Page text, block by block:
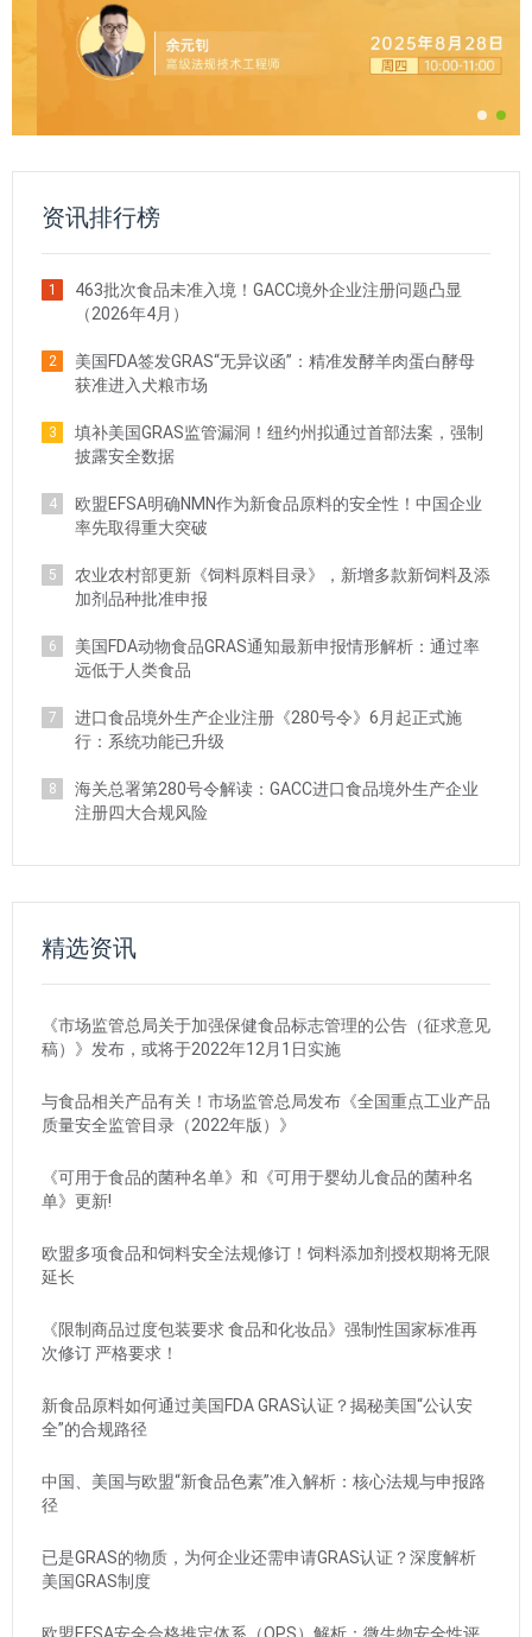
资讯排行榜
1
463批次食品未准入境！GACC境外企业注册问题凸显
（2026年4月）
2
美国FDA签发GRAS“无异议函”：精准发酵羊肉蛋白酵母
获准进入犬粮市场
3
填补美国GRAS监管漏洞！纽约州拟通过首部法案，强制
披露安全数据
4
欧盟EFSA明确NMN作为新食品原料的安全性！中国企业
率先取得重大突破
5
农业农村部更新《饲料原料目录》，新增多款新饲料及添
加剂品种批准申报
6
美国FDA动物食品GRAS通知最新申报情形解析：通过率
远低于人类食品
7
进口食品境外生产企业注册《280号令》6月起正式施
行：系统功能已升级
8
海关总署第280号令解读：GACC进口食品境外生产企业
注册四大合规风险
精选资讯
《市场监管总局关于加强保健食品标志管理的公告（征求意见
稿）》发布，或将于2022年12月1日实施
与食品相关产品有关！市场监管总局发布《全国重点工业产品
质量安全监管目录（2022年版）》
《可用于食品的菌种名单》和《可用于婴幼儿食品的菌种名
单》更新!
欧盟多项食品和饲料安全法规修订！饲料添加剂授权期将无限
延长
《限制商品过度包装要求 食品和化妆品》强制性国家标准再
次修订 严格要求！
新食品原料如何通过美国FDA GRAS认证？揭秘美国“公认安
全”的合规路径
中国、美国与欧盟“新食品色素”准入解析：核心法规与申报路
径
已是GRAS的物质，为何企业还需申请GRAS认证？深度解析
美国GRAS制度